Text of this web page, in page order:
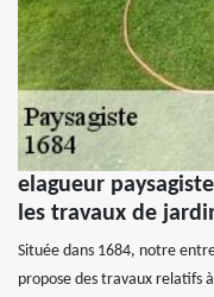
elagueur
les travaux de
Située dans 1684, notre
propose des travaux relatifs